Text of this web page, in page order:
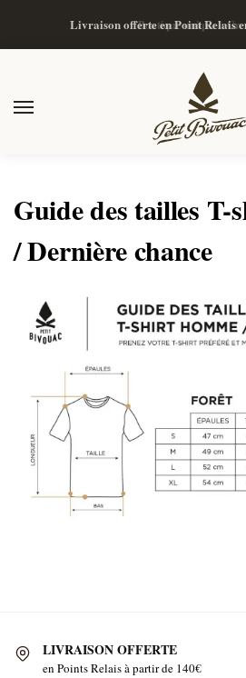
Livraison offerte en Point Relais
Boutique unique à
Guide des tailles
/ Dernière chance
LIVRAISON OFFERTE
en Points Relais à partir de 140€